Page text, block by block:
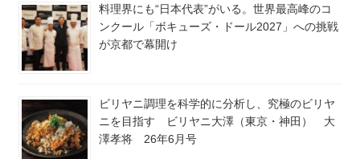
料理界にも“日本代表”がいる。世界最高峰のコ
ンクール「ボキューズ・ドール2027」への挑戦
が京都で幕開け
ビリヤニ調理を科学的に分析し、究極のビリヤ
ニを目指す ビリヤニ大澤（東京・神田） 大
澤孝将 26年6月号